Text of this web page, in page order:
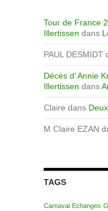
Tour de France
Illertissen dans
PAUL DESMIDT
Décès d’ Annie
Illertissen dans
Claire dans
M Claire EZAN
TAGS
Carnaval Echanges